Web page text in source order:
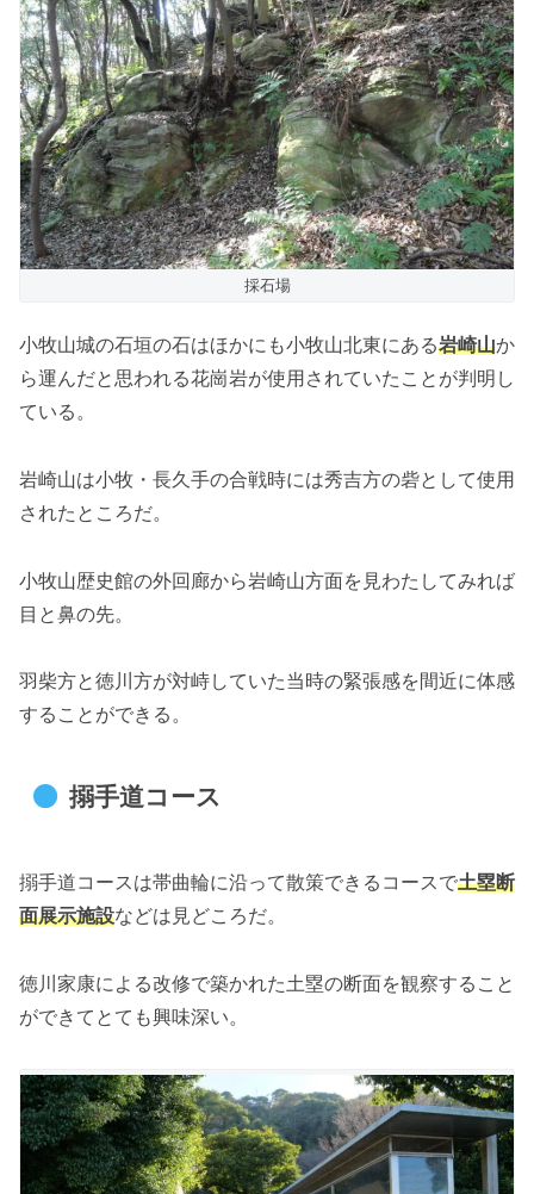
採石場
小牧山城の石垣の石はほかにも小牧山北東にある岩崎山か
ら運んだと思われる花崗岩が使用されていたことが判明し
ている。
岩崎山は小牧・長久手の合戦時には秀吉方の砦として使用
されたところだ。
小牧山歴史館の外回廊から岩崎山方面を見わたしてみれば
目と鼻の先。
羽柴方と徳川方が対峙していた当時の緊張感を間近に体感
することができる。
搦手道コース
搦手道コースは帯曲輪に沿って散策できるコースで土塁断
面展示施設などは見どころだ。
徳川家康による改修で築かれた土塁の断面を観察すること
ができてとても興味深い。